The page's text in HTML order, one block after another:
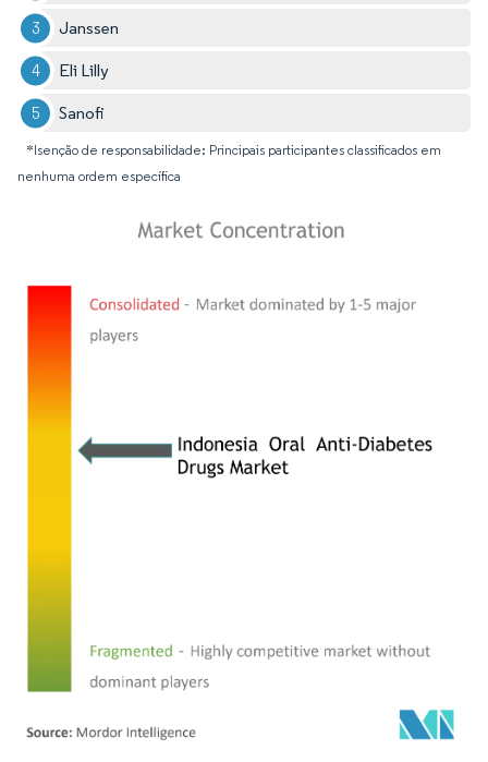
Janssen
Eli Lilly
Sanofi
*Isenção de responsabilidade: Principais participantes classificados em
nenhuma ordem específica